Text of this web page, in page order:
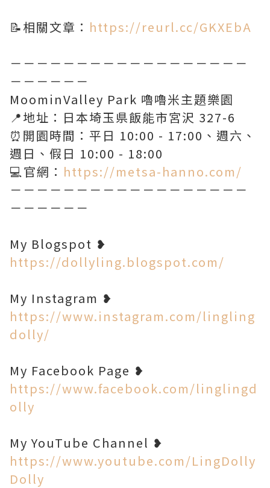
📝相關文章： https://reurl.cc/GKXEbA
－－－－－－－－－－－－－－－－－－
－－－－－－
MoominValley Park 嚕嚕米主題樂園
📍地址：日本埼玉県飯能市宮沢 327-6
⏰開園時間：平日 10:00 - 17:00、週六、
週日、假日 10:00 - 18:00
💻官網： https://metsa-hanno.com/
－－－－－－－－－－－－－－－－－－
－－－－－－
https://dollyling.blogspot.com/
https://www.instagram.com/lingling
dolly/
https://www.facebook.com/linglingd
olly
https://www.youtube.com/LingDolly
Dolly